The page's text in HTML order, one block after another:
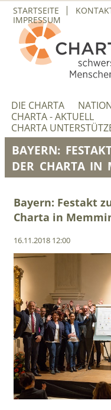
NAVIGATION
ÜBERSPRINGEN
STARTSEITE
IMPRESSUM
ÜBERSPRINGEN
DIE CHARTA
CHARTA - AKTUELL
CHARTA
BAYERN:
DER CHARTA IN
Bayern: Festakt
Charta in
16.11.2018 12:00